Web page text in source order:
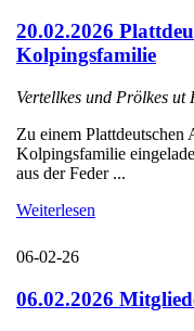
20.02.2026
Kolpingsfamilie
Vertellkes und Prölkes
Zu einem Plattdeutschen
Kolpingsfamilie
aus der Feder ...
Weiterlesen
06-02-26
06.02.2026